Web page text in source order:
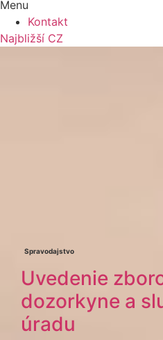
Menu
Kontakt
Najbližší CZ
Spravodajstvo
Uvedenie
dozorkyne a
úradu